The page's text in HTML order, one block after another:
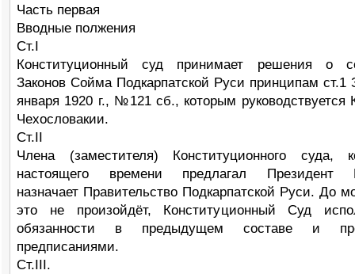
Часть первая
Вводные полжения
Ст.I
Конституционный суд принимает решения о
Законов Сойма Подкарпатской Руси принципам ст.1
января 1920 г., №121 сб., которым руководствуется
Чехословакии.
Ст.II
Члена (заместителя) Конституционного суда,
настоящего времени предлагал Президент
назначает Правительство Подкарпатской Руси. До
это не произойдёт, Конституционный Суд
обязанности в предыдущем составе и
предписаниями.
Ст.III.